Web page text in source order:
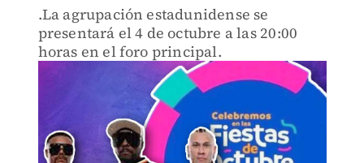
.La agrupación estadunidense se
presentará el 4 de octubre a las 20:00
horas en el foro principal.